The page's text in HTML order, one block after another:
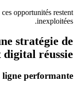
opportunités restent
inexploitées.
stratégie de
digital réussie
ligne performante